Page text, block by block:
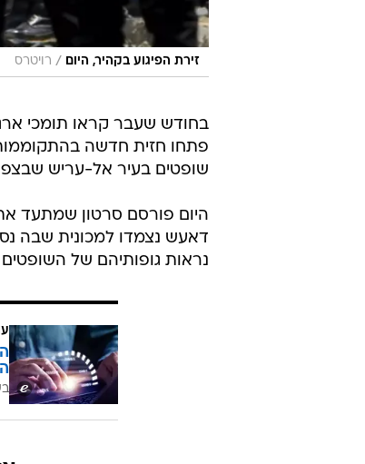
זירת הפיגוע בקהיר, היום / רויטרס
בחודש שעבר קראו תומכי
פתחו חזית חדשה
שופטים בעיר אל-עריש
היום פורסם סרטון שמתעד
דאעש נצמדו למכונית שבה
נראות גופותיהם של